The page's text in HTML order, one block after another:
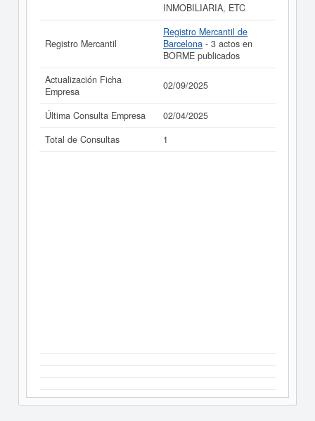
INMOBILIARIA, ETC
Registro Mercantil
Registro Mercantil de
Barcelona - 3 actos en
BORME publicados
Actualización Ficha
Empresa
02/09/2025
Última Consulta Empresa
02/04/2025
Total de Consultas
1